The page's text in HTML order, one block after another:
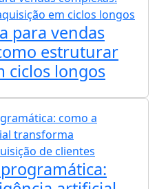
para vendas
estruturar
ciclos longos